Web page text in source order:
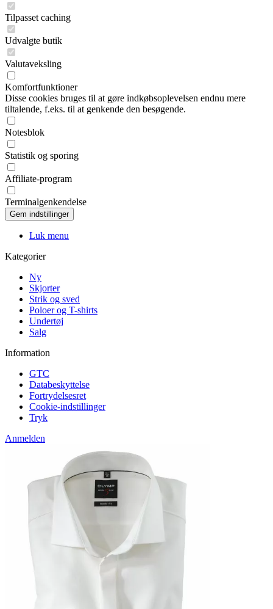
Tilpasset caching
Udvalgte butik
Valutaveksling
Komfortfunktioner
Disse cookies bruges til at gøre indkøbsoplevelsen endnu mere
tiltalende, f.eks. til at genkende den besøgende.
Notesblok
Statistik og sporing
Affiliate-program
Terminalgenkendelse
Luk menu
Kategorier
Ny
Skjorter
Strik og sved
Poloer og T-shirts
Undertøj
Salg
Information
GTC
Databeskyttelse
Fortrydelsesret
Cookie-indstillinger
Tryk
Anmelden